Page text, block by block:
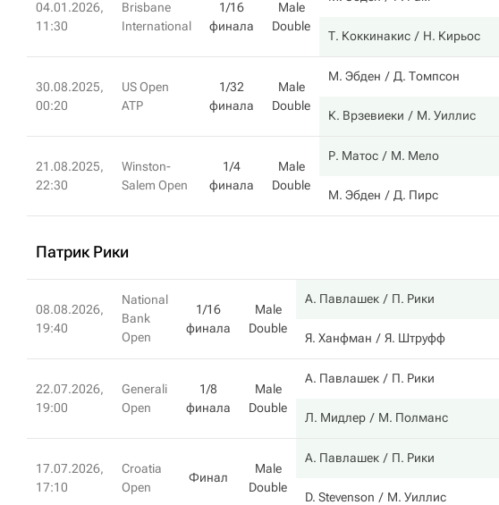
04.01.2026,
11:30
Brisbane
International
1/16
финала
Male
Double
Т. Коккинакис Н. Кирьос
30.08.2025,
00:20
US Open
ATP
1/32
финала
Male
Double
М. Эбден Д. Томпсон
К. Врзевиеки М. Уиллис
21.08.2025,
22:30
Winston-
Salem Open
1/4
финала
Male
Double
Р. Матос М. Мело
М. Эбден Д. Пирс
Патрик Рики
08.08.2026,
19:40
National
Bank
Open
1/16
финала
Male
Double
А. Павлашек П. Рики
Я. Ханфман Я. Штруфф
22.07.2026,
19:00
Generali
Open
1/8
финала
Male
Double
А. Павлашек П. Рики
Л. Мидлер М. Полманс
17.07.2026,
17:10
Croatia
Open
Финал
Male
Double
А. Павлашек П. Рики
D. Stevenson М. Уиллис